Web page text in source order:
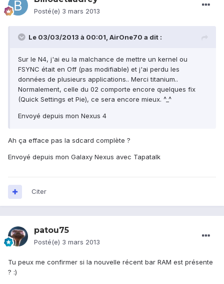
Posté(e) 3 mars 2013
Le 03/03/2013 à 00:01, AirOne70 a dit :
Sur le N4, j'ai eu la malchance de mettre un kernel ou
FSYNC était en Off (pas modifiable) et j'ai perdu les
données de plusieurs applications.. Merci titanium..
Normalement, celle du 02 comporte encore quelques fix
(Quick Settings et Pie), ce sera encore mieux. ^_^
Envoyé depuis mon Nexus 4
Ah ça efface pas la sdcard complète ?
Envoyé depuis mon Galaxy Nexus avec Tapatalk
Citer
patou75
Posté(e) 3 mars 2013
Tu peux me confirmer si la nouvelle récent bar RAM est présente
? :)